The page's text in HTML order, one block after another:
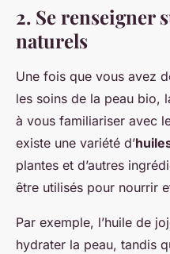
2. Se renseigner
naturels
Une fois que vous avez
les soins de la peau bio,
à vous familiariser avec
existe une variété d’
plantes et d’autres
être utilisés pour nourrir
Par exemple, l’huile de
hydrater la peau, tandis